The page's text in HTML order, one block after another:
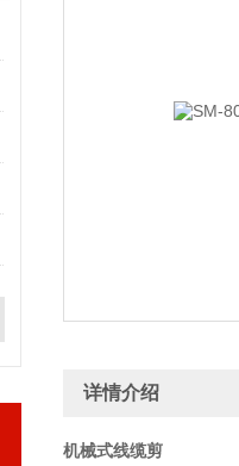
详情介绍
机械式线缆剪